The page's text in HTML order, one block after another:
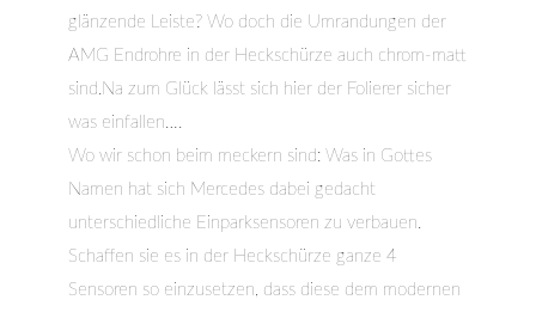
glänzende Leiste? Wo doch die Umrandungen der
AMG Endrohre in der Heckschürze auch chrom-matt
sind.Na zum Glück lässt sich hier der Folierer sicher
was einfallen….
Wo wir schon beim meckern sind: Was in Gottes
Namen hat sich Mercedes dabei gedacht
unterschiedliche Einparksensoren zu verbauen.
Schaffen sie es in der Heckschürze ganze 4
Sensoren so einzusetzen, dass diese dem modernen